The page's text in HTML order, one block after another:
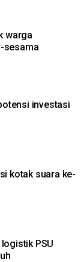
warga
sesama
investasi
kotak suara ke-
PSU